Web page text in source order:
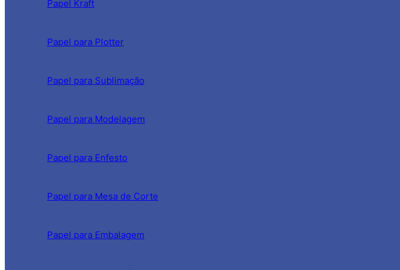
Papel Kraft
Papel para Plotter
Papel para Sublimação
Papel para Modelagem
Papel para Enfesto
Papel para Mesa de Corte
Papel para Embalagem